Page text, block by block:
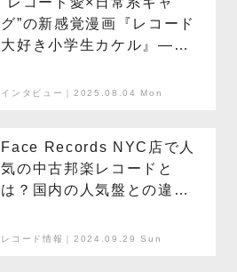
グ”の新感覚漫画『レコード
大好き小学生カケル』――
る、創作秘話と音楽への想
インタビュー｜2025.08.04 Mon
Face Records NYC店で人
気の中古邦楽レコードと
は？国内の人気盤との違い
レコード情報｜2024.09.29 Sun